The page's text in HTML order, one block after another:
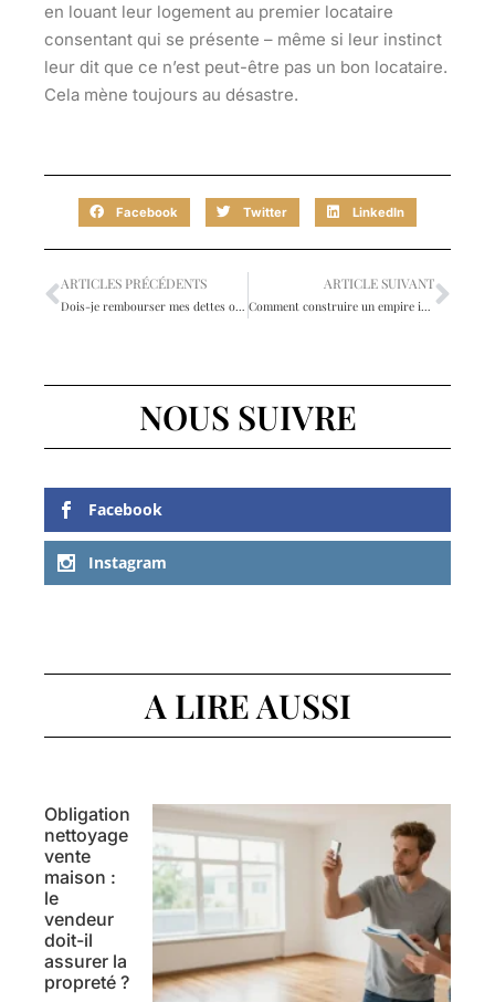
en louant leur logement au premier locataire
consentant qui se présente – même si leur instinct
leur dit que ce n’est peut-être pas un bon locataire.
Cela mène toujours au désastre.
Facebook Twitter LinkedIn
ARTICLES PRÉCÉDENTS
Dois-je rembourser mes dettes ou investir ?
ARTICLE SUIVANT
Comment construire un empire immobilier (une maison à la fois !)
NOUS SUIVRE
Facebook
Instagram
A LIRE AUSSI
Obligation
nettoyage
vente
maison :
le
vendeur
doit-il
assurer la
propreté ?